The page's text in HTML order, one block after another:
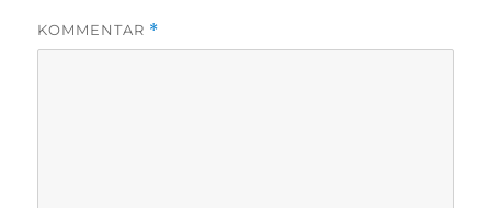
KOMMENTAR *